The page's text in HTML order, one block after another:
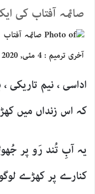
صائمہ آفتاب کی
آخری ترمیم : 4 مئی, 2020
اداسی ، نیم تاریکی ،
کہ اس زنداں میں
یہ آبِ تُند رَو پر
کنارے پر کھڑے